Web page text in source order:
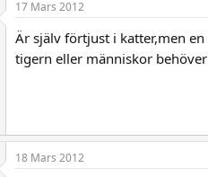
17 Mars 2012
Är själv förtjust i katter,men
tigern eller människor
18 Mars 2012